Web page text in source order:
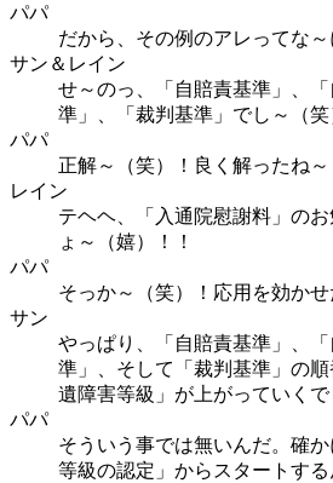
パパ
だから、その例のアレってな～
サン＆レイン
せ～のっ、「自賠責基準」、
準」、「裁判基準」でし～（笑
パパ
正解～（笑）！良く解ったね～
レイン
テヘヘ、「入通院慰謝料」の
ょ～（嬉）！！
パパ
そっか～（笑）！応用を効かせ
サン
やっぱり、「自賠責基準」、
準」、そして「裁判基準」の
遺障害等級」が上がっていくで
パパ
そういう事では無いんだ。確
等級の認定」からスタートす